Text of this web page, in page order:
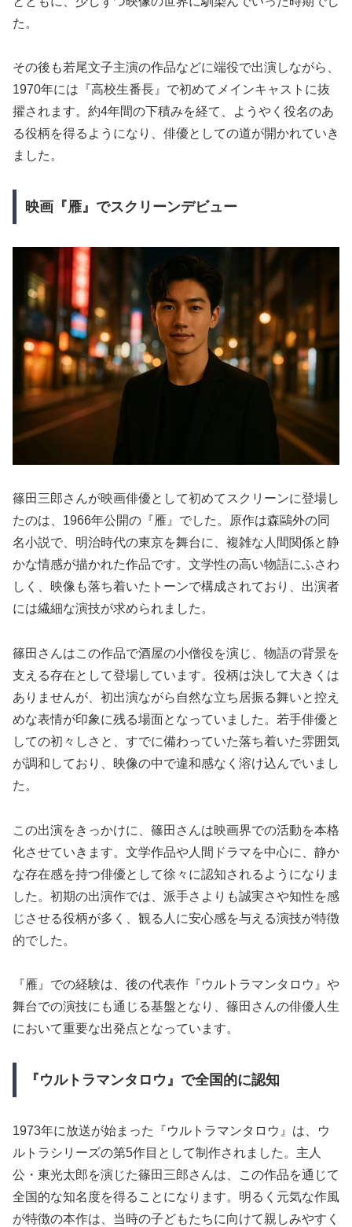
た。
その後も若尾文子主演の作品などに端役で出演しながら、
1970年には『高校生番長』で初めてメインキャストに抜
擢されます。約4年間の下積みを経て、ようやく役名のあ
る役柄を得るようになり、俳優としての道が開かれていき
ました。
映画『雁』でスクリーンデビュー
篠田三郎さんが映画俳優として初めてスクリーンに登場し
たのは、1966年公開の『雁』でした。原作は森鷗外の同
名小説で、明治時代の東京を舞台に、複雑な人間関係と静
かな情感が描かれた作品です。文学性の高い物語にふさわ
しく、映像も落ち着いたトーンで構成されており、出演者
には繊細な演技が求められました。
篠田さんはこの作品で酒屋の小僧役を演じ、物語の背景を
支える存在として登場しています。役柄は決して大きくは
ありませんが、初出演ながら自然な立ち居振る舞いと控え
めな表情が印象に残る場面となっていました。若手俳優と
しての初々しさと、すでに備わっていた落ち着いた雰囲気
が調和しており、映像の中で違和感なく溶け込んでいまし
た。
この出演をきっかけに、篠田さんは映画界での活動を本格
化させていきます。文学作品や人間ドラマを中心に、静か
な存在感を持つ俳優として徐々に認知されるようになりま
した。初期の出演作では、派手さよりも誠実さや知性を感
じさせる役柄が多く、観る人に安心感を与える演技が特徴
的でした。
『雁』での経験は、後の代表作『ウルトラマンタロウ』や
舞台での演技にも通じる基盤となり、篠田さんの俳優人生
において重要な出発点となっています。
『ウルトラマンタロウ』で全国的に認知
1973年に放送が始まった『ウルトラマンタロウ』は、ウ
ルトラシリーズの第5作目として制作されました。主人
公・東光太郎を演じた篠田三郎さんは、この作品を通じて
全国的な知名度を得ることになります。明るく元気な作風
が特徴の本作は、当時の子どもたちに向けて親しみやすく